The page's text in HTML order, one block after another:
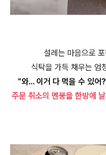
설레는 마음으로
식탁을 가득 채우는 엄
"와... 이거 다 먹을 수 있어
주문 취소의 멘붕을 한방에